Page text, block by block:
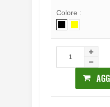
Colore :